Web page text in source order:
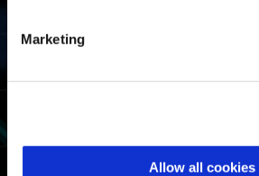
Marketing
Allow all cookies
타이틀 업
경 공지